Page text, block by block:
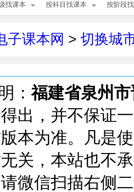
找课本 按科目找课本 按阶段
子课本网 > 切换城
：福建省泉州
出，并不保证
本为准。凡是
关，本站也不
微信扫描右侧